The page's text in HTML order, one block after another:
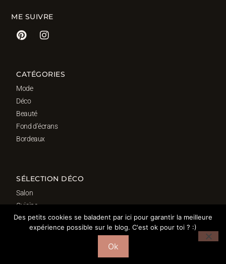
ME SUIVRE
CATÉGORIES
Mode
Déco
Beauté
Fond d’écrans
Bordeaux
SÉLECTION DÉCO
Salon
Cuisine
Salle de bain
Chambre
Des petits cookies se baladent par ici pour garantir la meilleure
expérience possible sur le blog. C'est ok pour toi ? :)
Ok